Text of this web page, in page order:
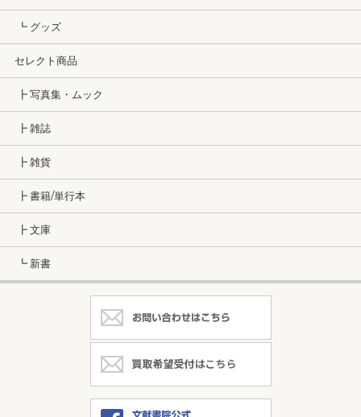
┗ グッズ
セレクト商品
┣ 写真集・ムック
┣ 雑誌
┣ 雑貨
┣ 書籍/単行本
┣ 文庫
┗ 新書